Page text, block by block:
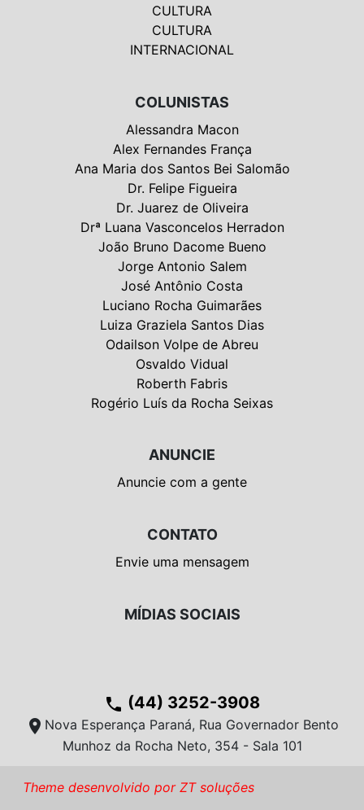
CULTURA
CULTURA
INTERNACIONAL
COLUNISTAS
Alessandra Macon
Alex Fernandes França
Ana Maria dos Santos Bei Salomão
Dr. Felipe Figueira
Dr. Juarez de Oliveira
Drª Luana Vasconcelos Herradon
João Bruno Dacome Bueno
Jorge Antonio Salem
José Antônio Costa
Luciano Rocha Guimarães
Luiza Graziela Santos Dias
Odailson Volpe de Abreu
Osvaldo Vidual
Roberth Fabris
Rogério Luís da Rocha Seixas
ANUNCIE
Anuncie com a gente
CONTATO
Envie uma mensagem
MÍDIAS SOCIAIS
phone (44) 3252-3908
location_on Nova Esperança Paraná, Rua Governador Bento
Munhoz da Rocha Neto, 354 - Sala 101
Theme desenvolvido por ZT soluções